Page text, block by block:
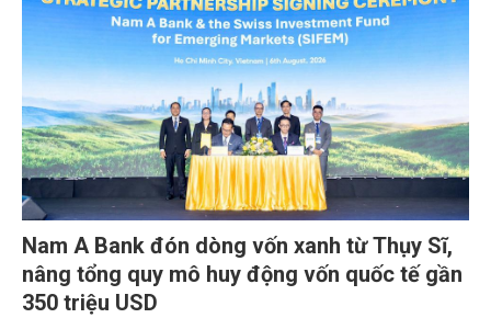
Nam A Bank đón dòng vốn xanh từ Thụy Sĩ,
nâng tổng quy mô huy động vốn quốc tế gần
350 triệu USD